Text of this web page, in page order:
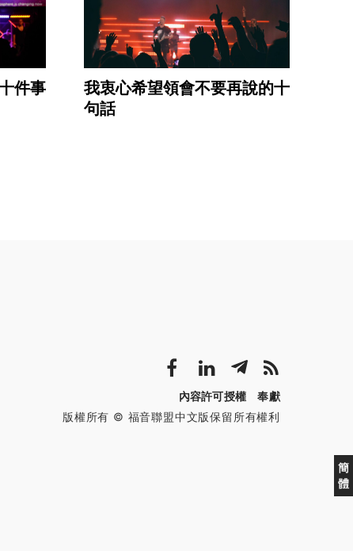
件事
我衷心希望領會不要再說的十
句話
簡
體
內容許可授權
奉獻
版權所有 © 福音聯盟中文版保留所有權利